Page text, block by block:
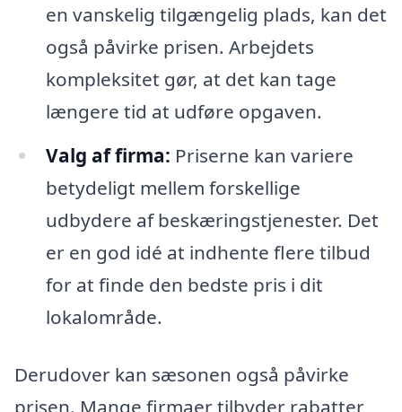
en vanskelig tilgængelig plads, kan det
også påvirke prisen. Arbejdets
kompleksitet gør, at det kan tage
længere tid at udføre opgaven.
Valg af firma: Priserne kan variere
betydeligt mellem forskellige
udbydere af beskæringstjenester. Det
er en god idé at indhente flere tilbud
for at finde den bedste pris i dit
lokalområde.
Derudover kan sæsonen også påvirke
prisen. Mange firmaer tilbyder rabatter